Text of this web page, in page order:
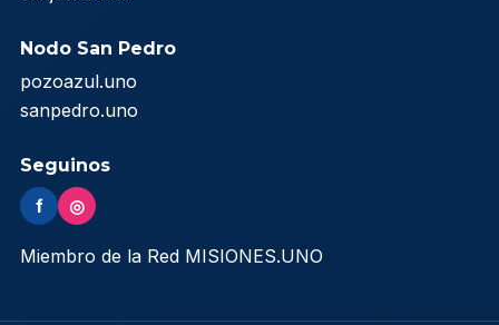
Nodo San Pedro
pozoazul.uno
sanpedro.uno
Seguinos
f ◎
Miembro de la Red MISIONES.UNO